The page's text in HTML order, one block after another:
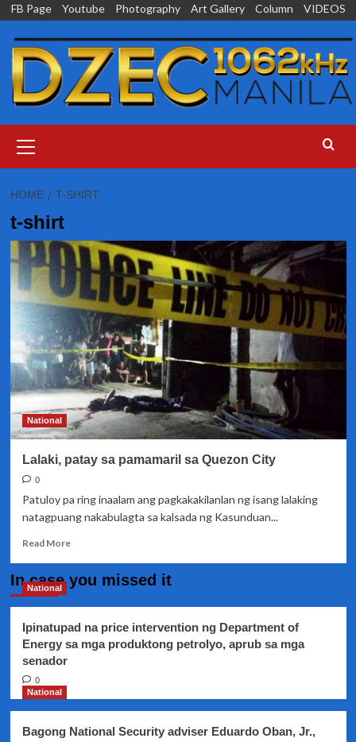
Skip
content
FB Page Youtube Photography Art Gallery Column VIDEOS
Menu
HOME T-SHIRT
t-shirt
National
Lalaki, patay sa pamamaril sa Quezon City
0
Patuloy pa ring inaalam ang pagkakakilanlan ng isang lalaking
natagpuang nakabulagta sa kalsada ng Kasunduan...
Read MoreRead
Lalaki,
pamamaril
sa
In case you missed it
National
Ipinatupad na price intervention ng Department of
Energy sa mga produktong petrolyo, aprub sa mga
senador
0
National
Bagong National Security adviser Eduardo Oban, Jr.,